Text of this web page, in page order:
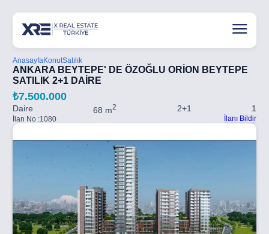
AnasayfaKonutSatılık
ANKARA BEYTEPE' DE ÖZOĞLU ORİON BEYTEPE
SATILIK 2+1 DAİRE
₺7.500.000
Daire 68 m2 2+1 1
İlan No :1080 İlanı Bildir